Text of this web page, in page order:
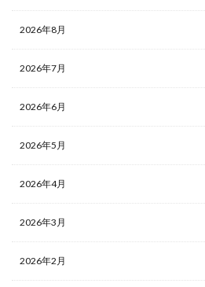
2026年8月
2026年7月
2026年6月
2026年5月
2026年4月
2026年3月
2026年2月